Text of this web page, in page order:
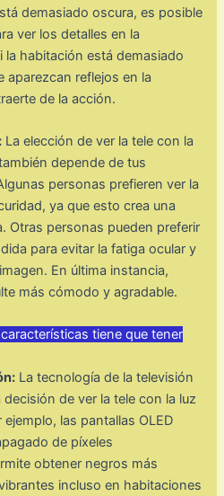
demasiado oscura, es posible
ver los detalles en la
habitación está demasiado
aparezcan reflejos en la
de la acción.
La elección de ver la tele con la
depende de tus
personas prefieren ver la
ya que esto crea una
Otras personas pueden preferir
para evitar la fatiga ocular y
En última instancia,
más cómodo y agradable.
características tiene que tener
La tecnología de la televisión
de ver la tele con la luz
las pantallas OLED
de píxeles
obtener negros más
incluso en habitaciones